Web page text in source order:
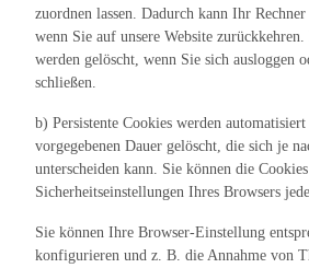
zuordnen lassen. Dadurch kann Ihr
wenn Sie auf unsere Website
werden gelöscht, wenn Sie sich ausloggen
schließen.
b) Persistente Cookies werden
vorgegebenen Dauer gelöscht, die sich je
unterscheiden kann. Sie können die
Sicherheitseinstellungen Ihres Browsers
Sie können Ihre Browser-Einstellung
konfigurieren und z. B. die Annahme von